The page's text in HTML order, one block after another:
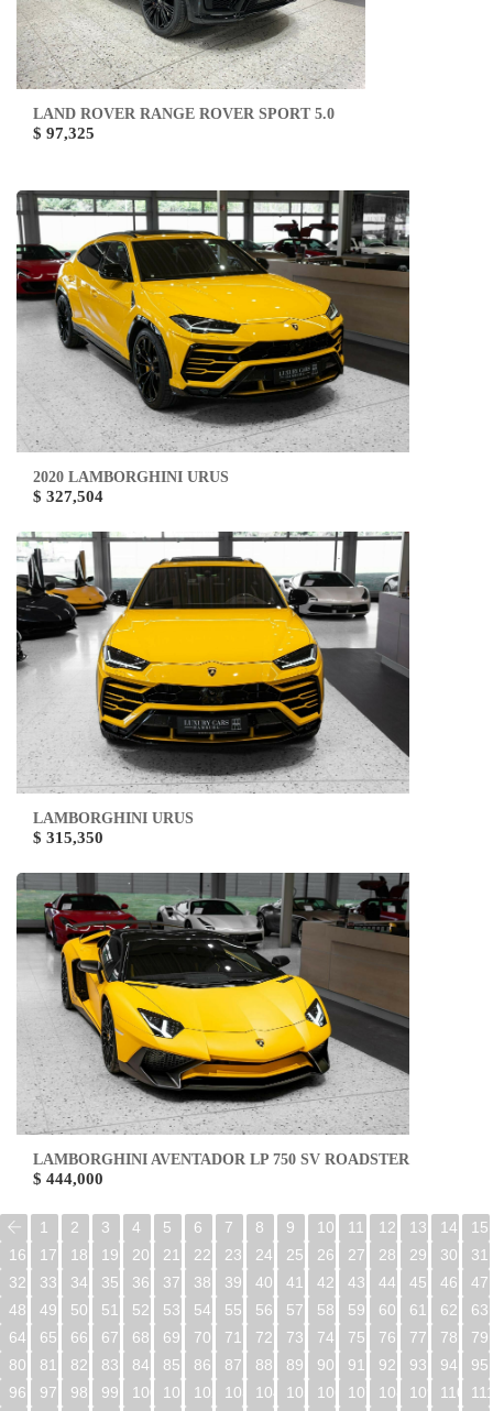
LAND ROVER RANGE ROVER SPORT 5.0
$ 97,325
2020 LAMBORGHINI URUS
$ 327,504
LAMBORGHINI URUS
$ 315,350
LAMBORGHINI AVENTADOR LP 750 SV ROADSTER
$ 444,000
1 2 3 4 5 6 7 8 9 10 11 12 13 14
15
16
17 18 19 20 21 22 23 24 25 26 27 28 29 30
31
32
33 34 35 36 37 38 39 40 41 42 43 44 45 46
47
48
49 50 51 52 53 54 55 56 57 58 59 60 61 62
63
64
65 66 67 68 69 70 71 72 73 74 75 76 77 78
79
80
81 82 83 84 85 86 87 88 89 90 91 92 93 94
95
96
97 98 99 100 101 102 103 104 105 106 107 108 109 110